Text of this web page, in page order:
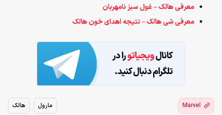
معرفی هالک – غول سبز نامهربان
معرفی شی هالک – نتیجه اهدای خون هالک
Marvel مارول هالک